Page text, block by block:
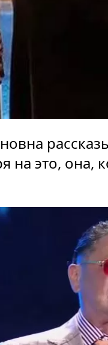
на это, она,